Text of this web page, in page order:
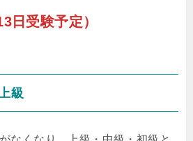
日受験予定）
級